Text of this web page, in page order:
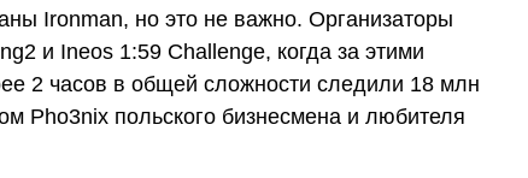
Ironman, но это не важно. Организаторы
и Ineos 1:59 Challenge, когда за этими
2 часов в общей сложности следили 18 млн
Pho3nix польского бизнесмена и любителя